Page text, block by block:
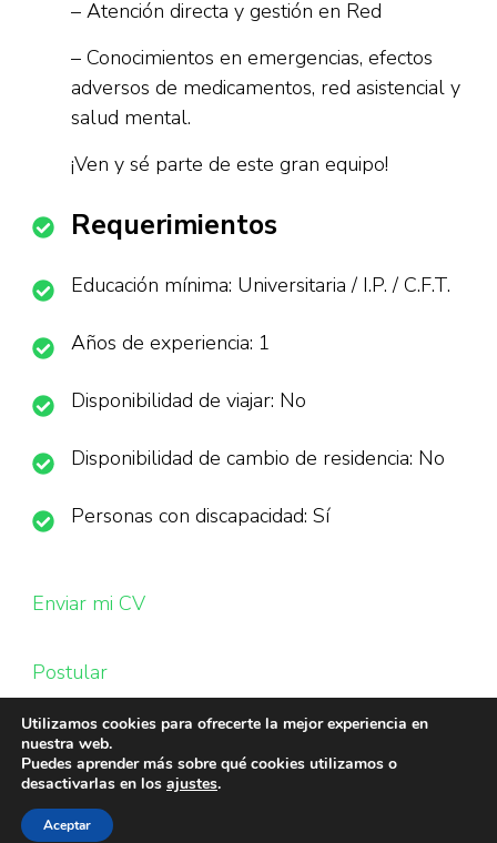
– Atención directa y gestión en Red
– Conocimientos en emergencias, efectos
adversos de medicamentos, red asistencial y
salud mental.
¡Ven y sé parte de este gran equipo!
Requerimientos
Educación mínima: Universitaria / I.P. / C.F.T.
Años de experiencia: 1
Disponibilidad de viajar: No
Disponibilidad de cambio de residencia: No
Personas con discapacidad: Sí
Enviar mi CV
Postular
Utilizamos cookies para ofrecerte la mejor experiencia en
nuestra web.
Puedes aprender más sobre qué cookies utilizamos o
desactivarlas en los ajustes.
Aceptar